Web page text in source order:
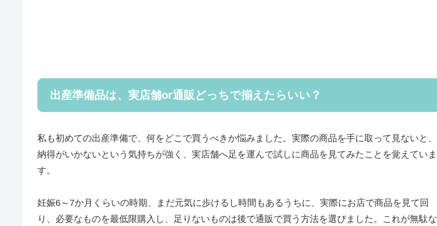
出産準備品は、実店舗or通販どっちで揃えたらいい？
私も初めての出産準備で、何をどこで買うべきか悩みました。実際の商品を手に取って見ないと、
納得がいかないという気持ちが強く、実店舗へ足を運んで試しに商品を見てみたことを覚えていま
す。
妊娠6～7か月くらいの時期、まだ元気に歩けるし時間もあるうちに、実際にお店で商品を見て回
り、必要なものを最低限購入し、足りないものは後で通販で買う方法を選びました。これが無駄な